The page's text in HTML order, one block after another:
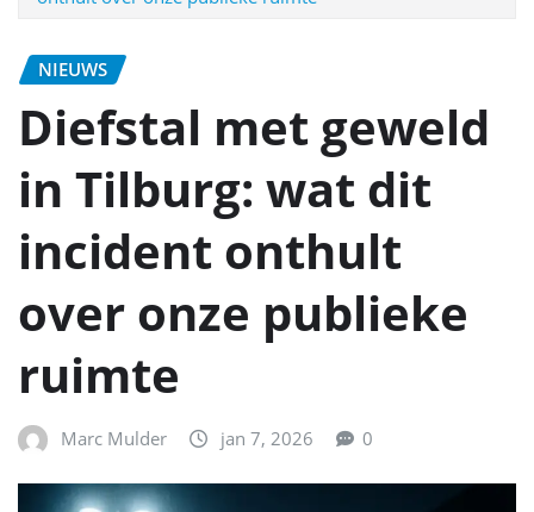
NIEUWS
Diefstal met geweld
in Tilburg: wat dit
incident onthult
over onze publieke
ruimte
Marc Mulder jan 7, 2026 0